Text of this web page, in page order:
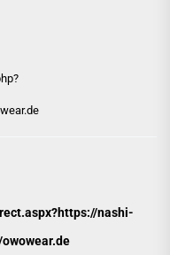
nashi-